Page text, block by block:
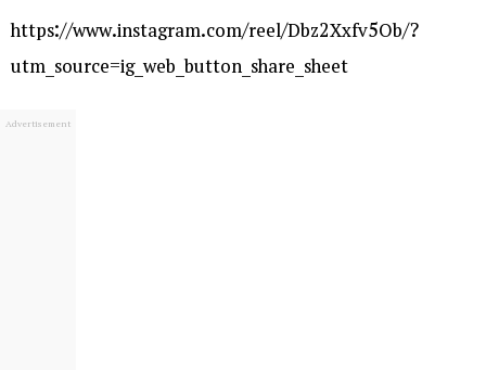
https://www.instagram.com/reel/Dbz2Xxfv5Ob/?
utm_source=ig_web_button_share_sheet